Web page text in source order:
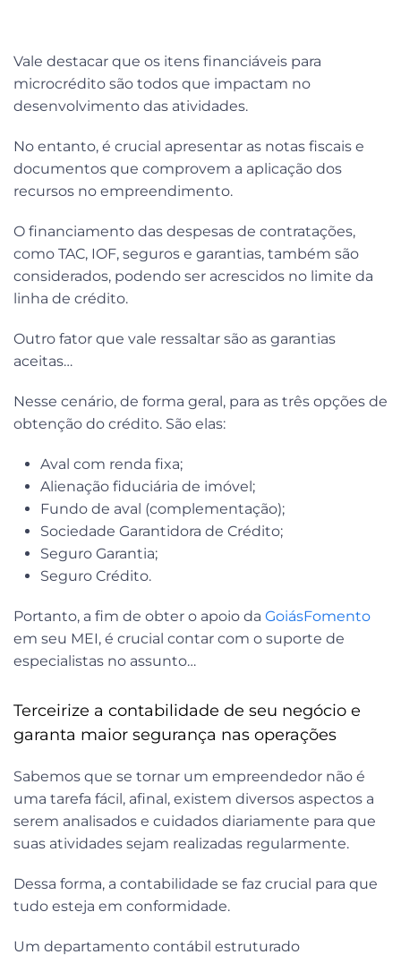
Vale destacar que os itens financiáveis para
microcrédito são todos que impactam no
desenvolvimento das atividades.
No entanto, é crucial apresentar as notas fiscais e
documentos que comprovem a aplicação dos
recursos no empreendimento.
O financiamento das despesas de contratações,
como TAC, IOF, seguros e garantias, também são
considerados, podendo ser acrescidos no limite da
linha de crédito.
Outro fator que vale ressaltar são as garantias
aceitas…
Nesse cenário, de forma geral, para as três opções de
obtenção do crédito. São elas:
Aval com renda fixa;
Alienação fiduciária de imóvel;
Fundo de aval (complementação);
Sociedade Garantidora de Crédito;
Seguro Garantia;
Seguro Crédito.
Portanto, a fim de obter o apoio da GoiásFomento
em seu MEI, é crucial contar com o suporte de
especialistas no assunto…
Terceirize a contabilidade de seu negócio e
garanta maior segurança nas operações
Sabemos que se tornar um empreendedor não é
uma tarefa fácil, afinal, existem diversos aspectos a
serem analisados e cuidados diariamente para que
suas atividades sejam realizadas regularmente.
Dessa forma, a contabilidade se faz crucial para que
tudo esteja em conformidade.
Um departamento contábil estruturado